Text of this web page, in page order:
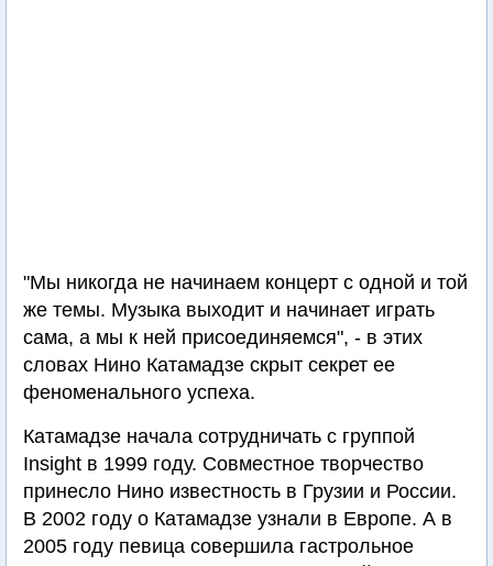
"Мы никогда не начинаем концерт с одной и той
же темы. Музыка выходит и начинает играть
сама, а мы к ней присоединяемся", - в этих
словах Нино Катамадзе скрыт секрет ее
феноменального успеха.
Катамадзе начала сотрудничать с группой
Insight в 1999 году. Совместное творчество
принесло Нино известность в Грузии и России.
В 2002 году о Катамадзе узнали в Европе. А в
2005 году певица совершила гастрольное